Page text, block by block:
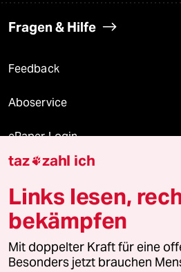
Fragen & Hilfe
Feedback
Aboservice
ePaper Login
Downloads für Abonnierende
© 2026 taz Verlags und Vertriebs
Alle Rechte vorbehalten. Bei rechtlichen
wenden Sie sich bitte an
lizenzen@taz.de
taz zahl ich
Links lesen,
bekämpfen
Mit doppelter Kraft für eine
Besonders jetzt brauchen